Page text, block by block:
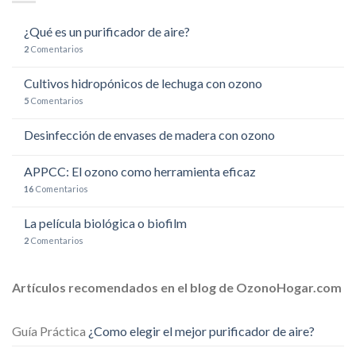
¿Qué es un purificador de aire?
2 Comentarios
Cultivos hidropónicos de lechuga con ozono
5 Comentarios
Desinfección de envases de madera con ozono
APPCC: El ozono como herramienta eficaz
16 Comentarios
La película biológica o biofilm
2 Comentarios
Artículos recomendados en el blog de OzonoHogar.com
Guía Práctica ¿Como elegir el mejor purificador de aire?